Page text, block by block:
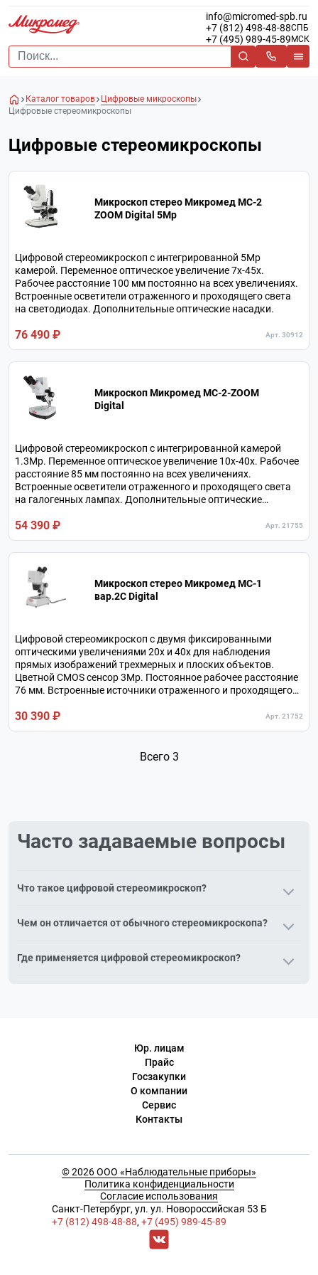
info@micromed-spb.ru
+7 (812) 498-48-88СПБ
+7 (495) 989-45-89 МСК
Каталог товаров
Цифровые микроскопы
Цифровые стереомикроскопы
Цифровые стереомикроскопы
Микроскоп стерео Микромед MC-2
ZOOM Digital 5Mp
Цифровой стереомикроскоп с интегрированной 5Мр
камерой. Переменное оптическое увеличение 7х-45х.
Рабочее расстояние 100 мм постоянно на всех увеличениях.
Встроенные осветители отраженного и проходящего света
на светодиодах. Дополнительные оптические насадки.
76 490 ₽ Арт. 30912
Микроскоп Микромед MC-2-ZOOM
Digital
Цифровой стереомикроскоп с интегрированной камерой
1.3Мр. Переменное оптическое увеличение 10х-40х. Рабочее
расстояние 85 мм постоянно на всех увеличениях.
Встроенные осветители отраженного и проходящего света
на галогенных лампах. Дополнительные оптические
54 390 ₽ Арт. 21755
Микроскоп стерео Микромед МС-1
вар.2C Digital
Цифровой стереомикроскоп с двумя фиксированными
оптическими увеличениями 20х и 40х для наблюдения
прямых изображений трехмерных и плоских объектов.
Цветной CMOS сенсор 3Мр. Постоянное рабочее расстояние
76 мм. Встроенные источники отраженного и проходящего
30 390 ₽ Арт. 21752
Всего 3
Часто задаваемые вопросы
Что такое цифровой стереомикроскоп?
экраном, дающий объёмное изображение с возможностью
Чем он отличается от обычного стереомикроскопа?
изображение на экран и записывает фото и видео — удобно
Где применяется цифровой стереомикроскоп?
Юр. лицам
Прайс
Госзакупки
О компании
Сервис
Контакты
© 2026 ООО «Наблюдательные приборы»
Политика конфиденциальности
Согласие использования
Cанкт-Петербург, ул. ул. Новороссийская 53 Б
+7 (812) 498-48-88, +7 (495) 989-45-89